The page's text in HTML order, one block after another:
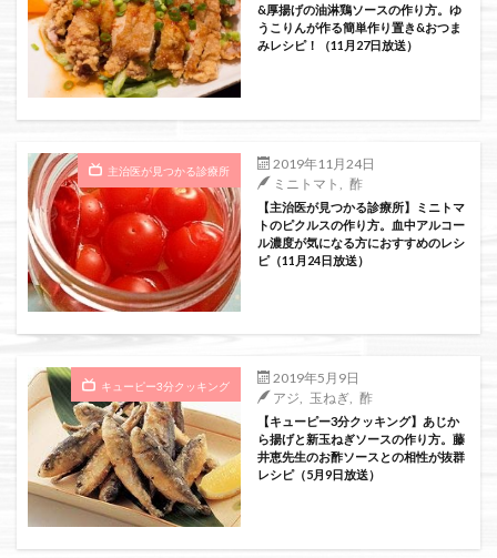
&厚揚げの油淋鶏ソースの作り方。ゆ
うこりんが作る簡単作り置き&おつま
みレシピ！（11月27日放送）
主治医が見つかる診療所
2019年11月24日
ミニトマト
酢
【主治医が見つかる診療所】ミニトマ
トのピクルスの作り方。血中アルコー
ル濃度が気になる方におすすめのレシ
ピ（11月24日放送）
キューピー3分クッキング
2019年5月9日
アジ
玉ねぎ 酢
【キューピー3分クッキング】あじか
ら揚げと新玉ねぎソースの作り方。藤
井恵先生のお酢ソースとの相性が抜群
レシピ（5月9日放送）
絞り込み検索